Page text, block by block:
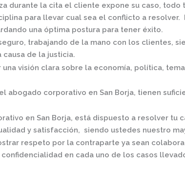
durante la cita el cliente expone su caso, todo
para llevar cual sea el conflicto a resolver.
una óptima postura para tener éxito.
trabajando de la mano con los clientes,
de la justicia.
visión clara sobre la economía, política,
abogado corporativo en San Borja, tienen
en San Borja, está dispuesto a resolver tu
y satisfacción, siendo ustedes nuestro
respeto por la contraparte ya sean
en cada uno de los casos